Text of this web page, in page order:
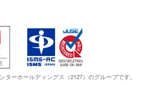
ターホールディングス（2127）のグループです。